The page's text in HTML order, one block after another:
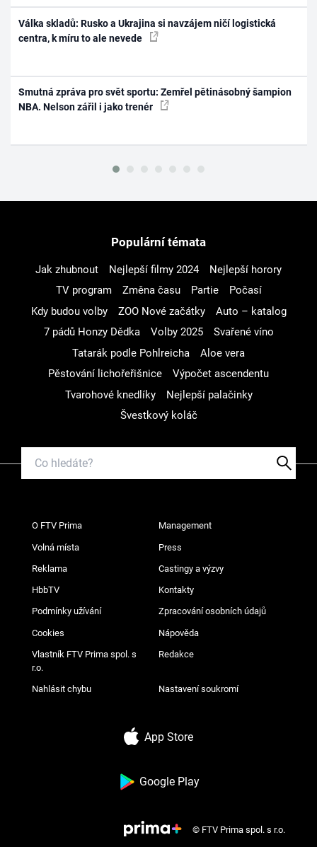
Válka skladů: Rusko a Ukrajina si navzájem ničí logistická
centra, k míru to ale nevede
Smutná zpráva pro svět sportu: Zemřel pětinásobný šampion
NBA. Nelson zářil i jako trenér
Populární témata
Jak zhubnout Nejlepší filmy 2024
Nejlepší horory
TV program
Změna času Partie
Počasí
Kdy budou volby
ZOO Nové začátky
Auto – katalog
7 pádů Honzy Dědka
Volby 2025
Svařené víno
Tatarák podle Pohlreicha
Aloe vera
Pěstování lichořeřišnice
Výpočet ascendentu
Tvarohové knedlíky
Nejlepší palačinky
Švestkový koláč
O FTV Prima Management
Volná místa Press
Reklama Castingy a výzvy
HbbTV Kontakty
Podmínky užívání Zpracování osobních údajů
Cookies Nápověda
Vlastník FTV Prima spol. s
r.o.
Redakce
Nahlásit chybu Nastavení soukromí
App Store
Google Play
© FTV Prima spol. s r.o.